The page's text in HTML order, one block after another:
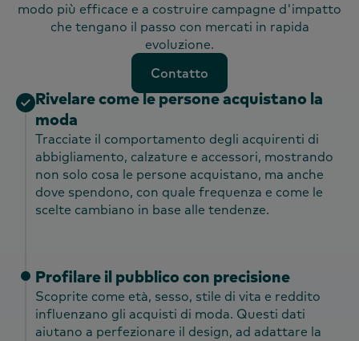
modo più efficace e a costruire campagne d'impatto
che tengano il passo con mercati in rapida
evoluzione.
Contatto
Contatto
Rivelare come le persone acquistano la
moda
Tracciate il comportamento degli acquirenti di
abbigliamento, calzature e accessori, mostrando
non solo cosa le persone acquistano, ma anche
dove spendono, con quale frequenza e come le
scelte cambiano in base alle tendenze.
Profilare il pubblico con precisione
Scoprite come età, sesso, stile di vita e reddito
influenzano gli acquisti di moda. Questi dati
aiutano a perfezionare il design, ad adattare la